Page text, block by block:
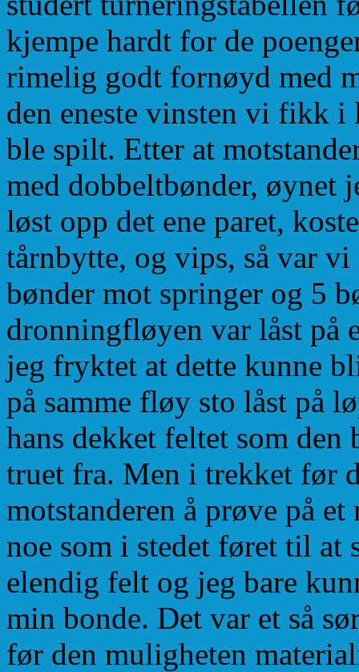
kjempe hardt for de
rimelig godt fornøyd med
den eneste vinsten vi fikk i
ble spilt. Etter at
med dobbeltbønder, øynet
løst opp det ene paret,
tårnbytte, og vips, så var
bønder mot springer og 5
dronningfløyen var låst på
jeg fryktet at dette kunne
på samme fløy sto låst på
hans dekket feltet som den
truet fra. Men i trekket før
motstanderen å prøve på
noe som i stedet føret til at
elendig felt og jeg bare
min bonde. Det var et så
før den muligheten